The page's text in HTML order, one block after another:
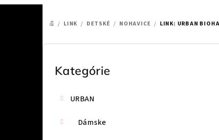
DOMOV
/ LINK / DETSKÉ / NOHAVICE / LINK: URBAN
B
Preskočiť
kategórie
Kategórie
URBAN
Dámske